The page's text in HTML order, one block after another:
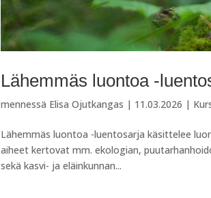
Lähemmäs luontoa -
mennessä Elisa Ojutkangas | 11.03.2026 |
Lähemmäs luontoa -luentosarja käsittelee
aiheet kertovat mm. ekologian,
sekä kasvi- ja eläinkunnan...